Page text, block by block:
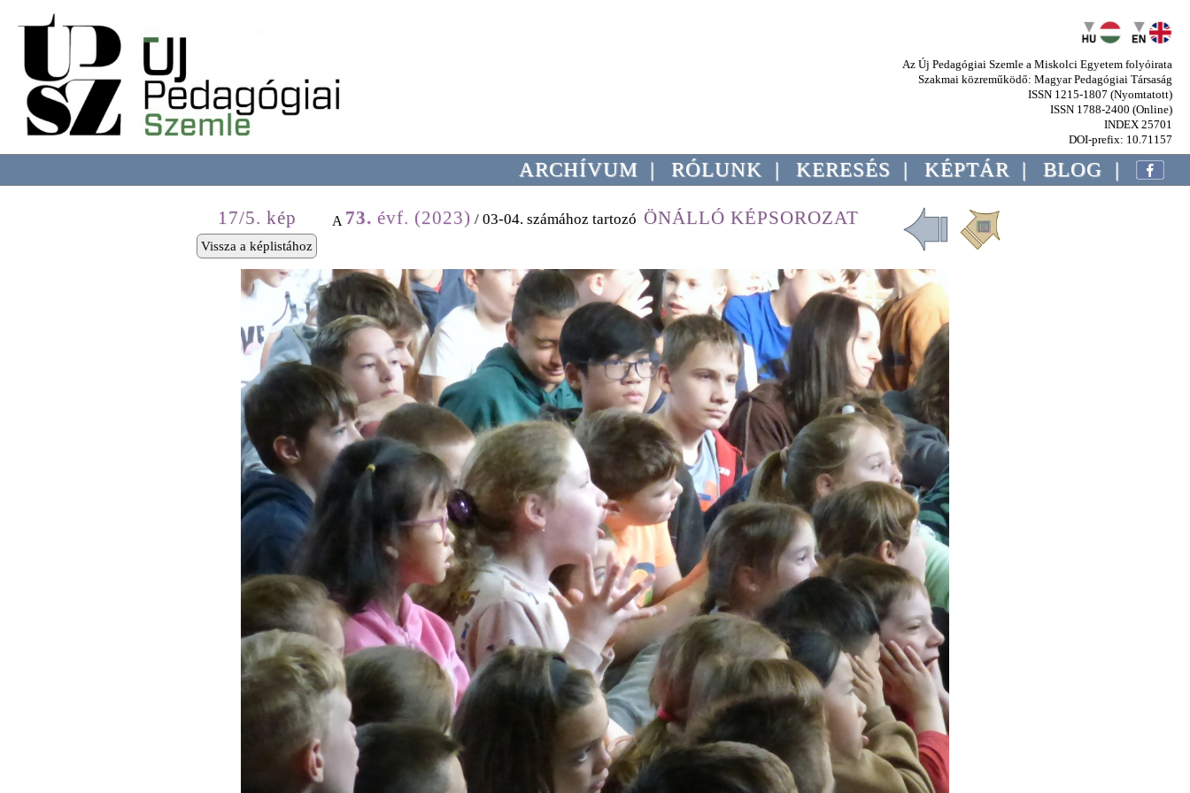
Az Új Pedagógiai Szemle a Miskolci Egyetem folyóirata
Szakmai közreműködő: Magyar Pedagógiai Társaság
ISSN 1215-1807 (Nyomtatott)
ISSN 1788-2400 (Online)
INDEX 25701
DOI-prefix: 10.71157
ARCHÍVUM | RÓLUNK | KERESÉS | KÉPTÁR | BLOG |
A 73. évf. (2023) / 03-04. számához tartozó ÖNÁLLÓ KÉPSOROZAT
17/5. kép
Vissza a képlistához